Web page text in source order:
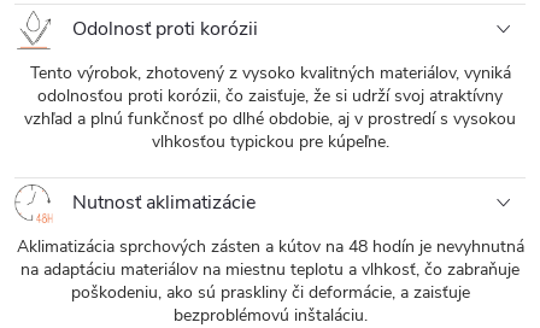
Odolnosť proti korózii
Tento výrobok, zhotovený z vysoko kvalitných materiálov, vyniká
odolnosťou proti korózii, čo zaisťuje, že si udrží svoj atraktívny
vzhľad a plnú funkčnosť po dlhé obdobie, aj v prostredí s vysokou
vlhkosťou typickou pre kúpeľne.
Nutnosť aklimatizácie
Aklimatizácia sprchových zásten a kútov na 48 hodín je nevyhnutná
na adaptáciu materiálov na miestnu teplotu a vlhkosť, čo zabraňuje
poškodeniu, ako sú praskliny či deformácie, a zaisťuje
bezproblémovú inštaláciu.